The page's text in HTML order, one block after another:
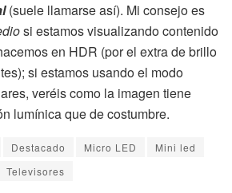
(suele llamarse así). Mi consejo es
si estamos visualizando contenido
en HDR (por el extra de brillo
si estamos usando el modo
veréis como la imagen tiene
lumínica que de costumbre.
Destacado Micro LED
Mini led
Televisores